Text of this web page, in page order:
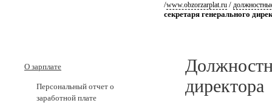
/www.obzorzarplat.ru /
секретаря генерального
О зарплате
Персональный отчет о
заработной плате
директора